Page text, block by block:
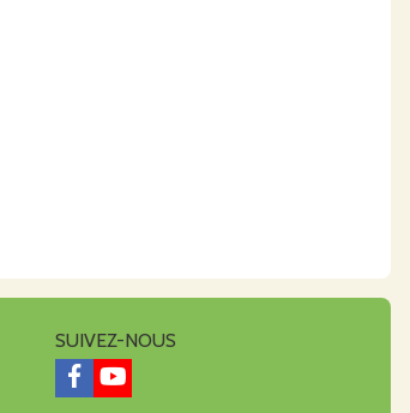
SUIVEZ-NOUS